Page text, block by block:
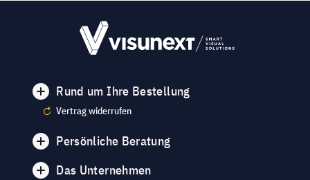
Rund um Ihre Bestellung
Vertrag widerrufen
Persönliche Beratung
Das Unternehmen